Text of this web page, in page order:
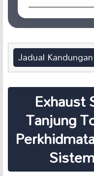
Jadual Kandungan
Exhaust
Tanjung